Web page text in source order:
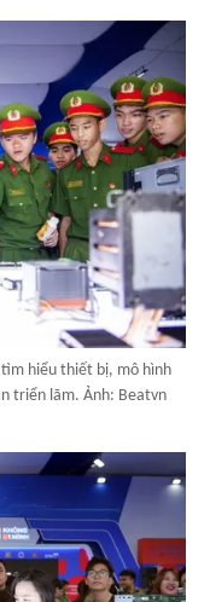
hiểu thiết bị, mô hình
triển lãm. Ảnh: Beatvn